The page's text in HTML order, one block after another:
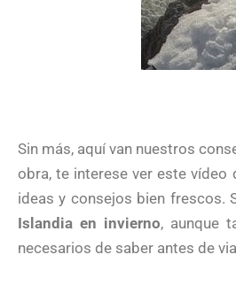
Sin más, aquí van nuestros
obra, te interese ver este
ideas y consejos bien frescos.
Islandia en invierno, aunque
necesarios de saber antes de